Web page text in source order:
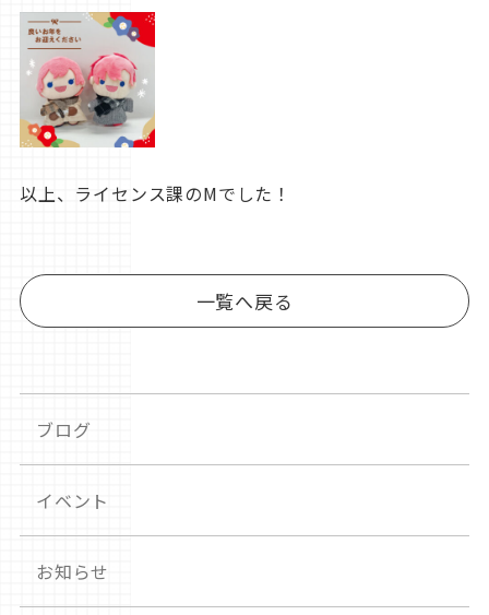
以上、ライセンス課のMでした！
一覧へ戻る
ブログ
イベント
お知らせ